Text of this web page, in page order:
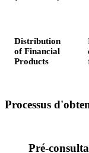
Distribution
of Financial
Products
Processus
Pré-